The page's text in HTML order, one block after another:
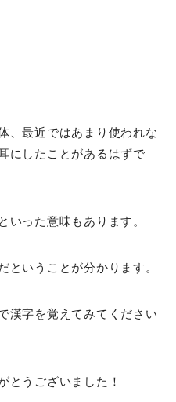
、最近ではあまり使われな
にしたことがあるはずで
いった意味もあります。
ということが分かります。
漢字を覚えてみてください
とうございました！